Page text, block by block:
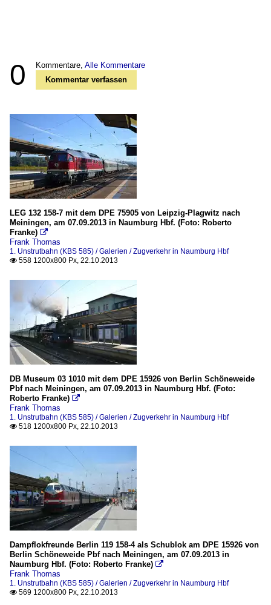
0 Kommentare, Alle Kommentare
Kommentar verfassen
LEG 132 158-7 mit dem DPE 75905 von Leipzig-Plagwitz nach
Meiningen, am 07.09.2013 in Naumburg Hbf. (Foto: Roberto
Franke) 
Frank Thomas
1. Unstrutbahn (KBS 585) / Galerien / Zugverkehr in Naumburg Hbf
 558 1200x800 Px, 22.10.2013
DB Museum 03 1010 mit dem DPE 15926 von Berlin Schöneweide
Pbf nach Meiningen, am 07.09.2013 in Naumburg Hbf. (Foto:
Roberto Franke) 
Frank Thomas
1. Unstrutbahn (KBS 585) / Galerien / Zugverkehr in Naumburg Hbf
 518 1200x800 Px, 22.10.2013
Dampflokfreunde Berlin 119 158-4 als Schublok am DPE 15926 von
Berlin Schöneweide Pbf nach Meiningen, am 07.09.2013 in
Naumburg Hbf. (Foto: Roberto Franke) 
Frank Thomas
1. Unstrutbahn (KBS 585) / Galerien / Zugverkehr in Naumburg Hbf
 569 1200x800 Px, 22.10.2013